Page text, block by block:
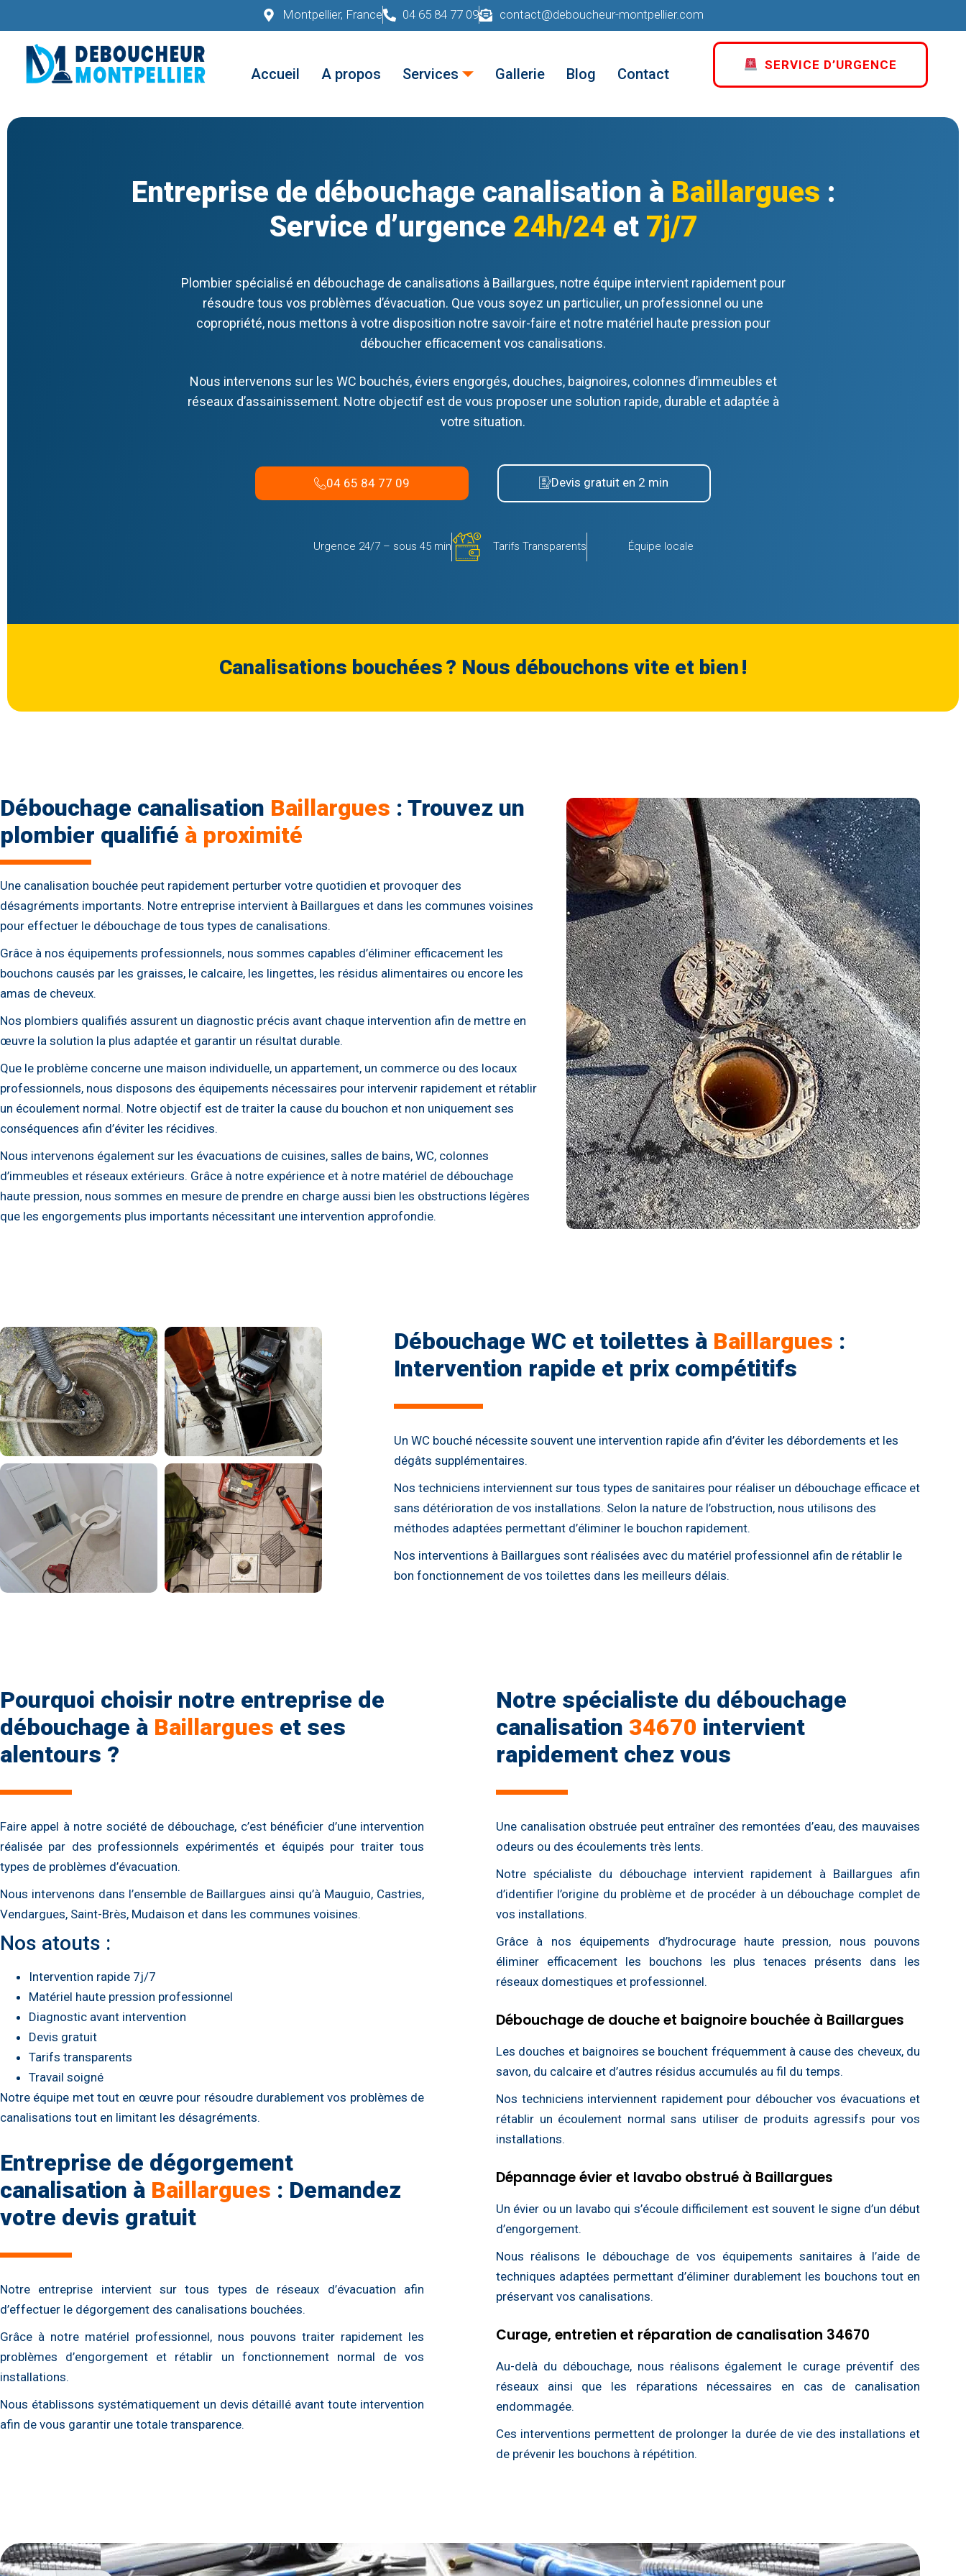
Montpellier, France 04 65 84 77 09 contact@deboucheur-montpellier.com
Accueil A propos Services Gallerie Blog Contact
SERVICE D’URGENCE
Entreprise de débouchage canalisation à Baillargues :
Service d’urgence 24h/24et 7j/7
Plombier spécialisé en débouchage de canalisations à Baillargues, notre équipe intervient rapidement pour
résoudre tous vos problèmes d’évacuation. Que vous soyez un particulier, un professionnel ou une
copropriété, nous mettons à votre disposition notre savoir-faire et notre matériel haute pression pour
déboucher efficacement vos canalisations.
Nous intervenons sur les WC bouchés, éviers engorgés, douches, baignoires, colonnes d’immeubles et
réseaux d’assainissement. Notre objectif est de vous proposer une solution rapide, durable et adaptée à
votre situation.
04 65 84 77 09 Devis gratuit en 2 min
Urgence 24/7 – sous 45 min Tarifs Transparents Équipe locale
Canalisations bouchées ? Nous débouchons vite et bien !
Débouchage canalisation Baillargues : Trouvez un
plombier qualifié à proximité
Une canalisation bouchée peut rapidement perturber votre quotidien et provoquer des
désagréments importants. Notre entreprise intervient à Baillargues et dans les communes voisines
pour effectuer le débouchage de tous types de canalisations.
Grâce à nos équipements professionnels, nous sommes capables d’éliminer efficacement les
bouchons causés par les graisses, le calcaire, les lingettes, les résidus alimentaires ou encore les
amas de cheveux.
Nos plombiers qualifiés assurent un diagnostic précis avant chaque intervention afin de mettre en
œuvre la solution la plus adaptée et garantir un résultat durable.
Que le problème concerne une maison individuelle, un appartement, un commerce ou des locaux
professionnels, nous disposons des équipements nécessaires pour intervenir rapidement et rétablir
un écoulement normal. Notre objectif est de traiter la cause du bouchon et non uniquement ses
conséquences afin d’éviter les récidives.
Nous intervenons également sur les évacuations de cuisines, salles de bains, WC, colonnes
d’immeubles et réseaux extérieurs. Grâce à notre expérience et à notre matériel de débouchage
haute pression, nous sommes en mesure de prendre en charge aussi bien les obstructions légères
que les engorgements plus importants nécessitant une intervention approfondie.
Débouchage WC et toilettes à Baillargues :
Intervention rapide et prix compétitifs
Un WC bouché nécessite souvent une intervention rapide afin d’éviter les débordements et les
dégâts supplémentaires.
Nos techniciens interviennent sur tous types de sanitaires pour réaliser un débouchage efficace et
sans détérioration de vos installations. Selon la nature de l’obstruction, nous utilisons des
méthodes adaptées permettant d’éliminer le bouchon rapidement.
Nos interventions à Baillargues sont réalisées avec du matériel professionnel afin de rétablir le
bon fonctionnement de vos toilettes dans les meilleurs délais.
Pourquoi choisir notre entreprise de
débouchage à Baillargues et ses
alentours ?
Faire appel à notre société de débouchage, c’est bénéficier d’une intervention
réalisée par des professionnels expérimentés et équipés pour traiter tous
types de problèmes d’évacuation.
Nous intervenons dans l’ensemble de Baillargues ainsi qu’à Mauguio, Castries,
Vendargues, Saint-Brès, Mudaison et dans les communes voisines.
Nos atouts :
Intervention rapide 7j/7
Matériel haute pression professionnel
Diagnostic avant intervention
Devis gratuit
Tarifs transparents
Travail soigné
Notre équipe met tout en œuvre pour résoudre durablement vos problèmes de
canalisations tout en limitant les désagréments.
Entreprise de dégorgement
canalisation à Baillargues : Demandez
votre devis gratuit
Notre entreprise intervient sur tous types de réseaux d’évacuation afin
d’effectuer le dégorgement des canalisations bouchées.
Grâce à notre matériel professionnel, nous pouvons traiter rapidement les
problèmes d’engorgement et rétablir un fonctionnement normal de vos
installations.
Nous établissons systématiquement un devis détaillé avant toute intervention
afin de vous garantir une totale transparence.
Notre spécialiste du débouchage
canalisation 34670 intervient
rapidement chez vous
Une canalisation obstruée peut entraîner des remontées d’eau, des mauvaises
odeurs ou des écoulements très lents.
Notre spécialiste du débouchage intervient rapidement à Baillargues afin
d’identifier l’origine du problème et de procéder à un débouchage complet de
vos installations.
Grâce à nos équipements d’hydrocurage haute pression, nous pouvons
éliminer efficacement les bouchons les plus tenaces présents dans les
réseaux domestiques et professionnel.
Débouchage de douche et baignoire bouchée à Baillargues
Les douches et baignoires se bouchent fréquemment à cause des cheveux, du
savon, du calcaire et d’autres résidus accumulés au fil du temps.
Nos techniciens interviennent rapidement pour déboucher vos évacuations et
rétablir un écoulement normal sans utiliser de produits agressifs pour vos
installations.
Dépannage évier et lavabo obstrué à Baillargues
Un évier ou un lavabo qui s’écoule difficilement est souvent le signe d’un début
d’engorgement.
Nous réalisons le débouchage de vos équipements sanitaires à l’aide de
techniques adaptées permettant d’éliminer durablement les bouchons tout en
préservant vos canalisations.
Curage, entretien et réparation de canalisation 34670
Au-delà du débouchage, nous réalisons également le curage préventif des
réseaux ainsi que les réparations nécessaires en cas de canalisation
endommagée.
Ces interventions permettent de prolonger la durée de vie des installations et
de prévenir les bouchons à répétition.